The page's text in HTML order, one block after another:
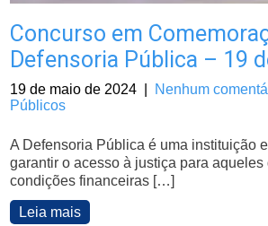
Concurso em
Defensoria Pública – 19
19 de maio de 2024 Nenhum
Públicos
A Defensoria Pública é uma instituição
garantir o acesso à justiça para
condições financeiras […]
Leia mais